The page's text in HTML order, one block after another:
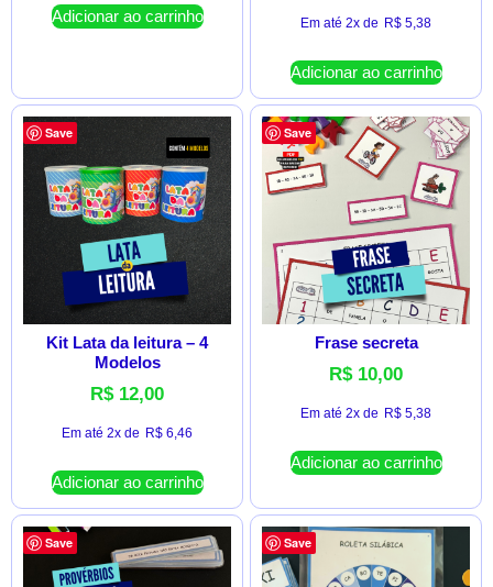
Adicionar ao carrinho Em até 2x de R$ 5,38
Adicionar ao carrinho
Save
Kit Lata da leitura – 4
Modelos
R$12,00
Em até 2x de R$ 6,46
Adicionar ao carrinho
Save
Frase secreta
R$10,00
Em até 2x de R$ 5,38
Adicionar ao carrinho
Save Save